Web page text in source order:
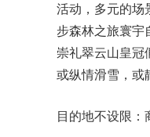
活动，多元的场
步森林之旅寰
崇礼翠云山皇冠
或纵情滑雪，或
目的地不设限